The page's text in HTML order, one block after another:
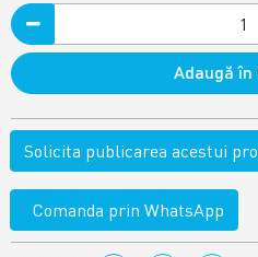
Adaugă în
Solicita publicarea acestui
Comanda prin WhatsApp